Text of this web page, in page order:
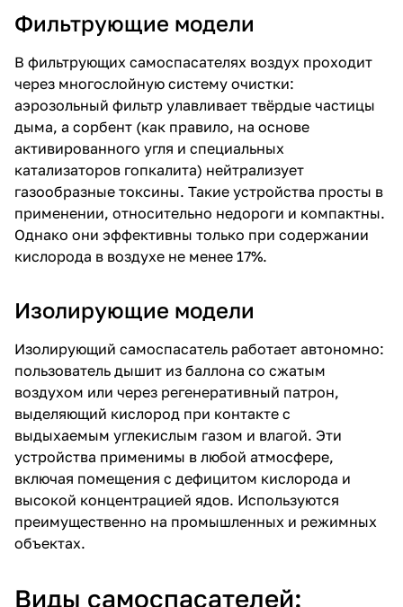
Фильтрующие модели
В фильтрующих самоспасателях воздух проходит
через многослойную систему очистки:
аэрозольный фильтр улавливает твёрдые частицы
дыма, а сорбент (как правило, на основе
активированного угля и специальных
катализаторов гопкалита) нейтрализует
газообразные токсины. Такие устройства просты в
применении, относительно недороги и компактны.
Однако они эффективны только при содержании
кислорода в воздухе не менее 17%.
Изолирующие модели
Изолирующий самоспасатель работает автономно:
пользователь дышит из баллона со сжатым
воздухом или через регенеративный патрон,
выделяющий кислород при контакте с
выдыхаемым углекислым газом и влагой. Эти
устройства применимы в любой атмосфере,
включая помещения с дефицитом кислорода и
высокой концентрацией ядов. Используются
преимущественно на промышленных и режимных
объектах.
Виды самоспасателей: